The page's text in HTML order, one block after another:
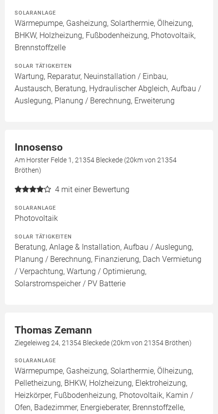
SOLARANLAGE
Wärmepumpe, Gasheizung, Solarthermie, Ölheizung,
BHKW, Holzheizung, Fußbodenheizung, Photovoltaik,
Brennstoffzelle
SOLAR TÄTIGKEITEN
Wartung, Reparatur, Neuinstallation / Einbau,
Austausch, Beratung, Hydraulischer Abgleich, Aufbau /
Auslegung, Planung / Berechnung, Erweiterung
Innosenso
Am Horster Felde 1, 21354 Bleckede (20km von 21354
Bröthen)
4 mit einer Bewertung
SOLARANLAGE
Photovoltaik
SOLAR TÄTIGKEITEN
Beratung, Anlage & Installation, Aufbau / Auslegung,
Planung / Berechnung, Finanzierung, Dach Vermietung
/ Verpachtung, Wartung / Optimierung,
Solarstromspeicher / PV Batterie
Thomas Zemann
Ziegeleiweg 24, 21354 Bleckede (20km von 21354 Bröthen)
SOLARANLAGE
Wärmepumpe, Gasheizung, Solarthermie, Ölheizung,
Pelletheizung, BHKW, Holzheizung, Elektroheizung,
Heizkörper, Fußbodenheizung, Photovoltaik, Kamin /
Ofen, Badezimmer, Energieberater, Brennstoffzelle,